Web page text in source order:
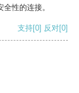
性的连接。
支持[0] 反对[0]